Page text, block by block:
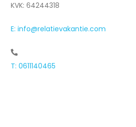
KVK: 64244318
E: info@relatievakantie.com
T: 0611140465